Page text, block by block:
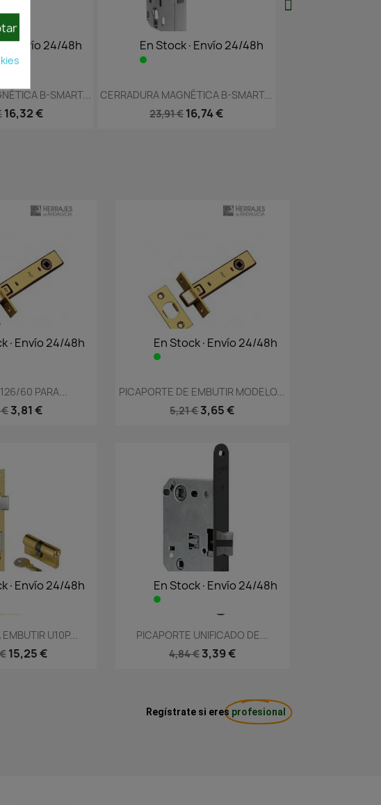
En Stock·Envío 24/48h
Vista rápida
MAGNÉTICA B-SMART...
En Stock·Envío 24/48h
Vista rápida
CERRADURA MAGNÉTICA B-FORTY...
24/48h
rápida
60 PARA...
3,81 €
En Stock·Envío 24/48h
Vista rápida
PICAPORTE DE EMBUTIR MODELO...
5,21 € 3,65 €
24/48h
rápidaU10P...
15,25 €
En Stock·Envío 24/48h
Vista rápida
PICAPORTE UNIFICADO DE...
4,84 € 3,39 €
Regístrate si eres profesional